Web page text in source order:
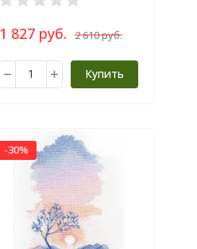
1 827 руб. 2 610 руб.
Купить
-30%